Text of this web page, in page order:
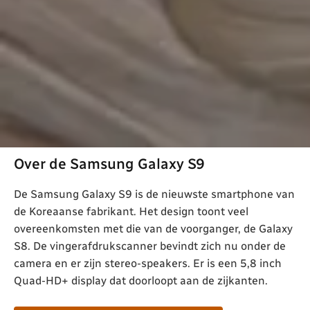
Over de Samsung Galaxy S9
De Samsung Galaxy S9 is de nieuwste smartphone van
de Koreaanse fabrikant. Het design toont veel
overeenkomsten met die van de voorganger, de Galaxy
S8. De vingerafdrukscanner bevindt zich nu onder de
camera en er zijn stereo-speakers. Er is een 5,8 inch
Quad-HD+ display dat doorloopt aan de zijkanten.